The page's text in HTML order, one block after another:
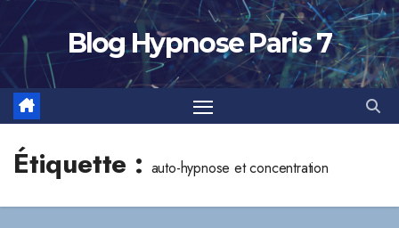
Skip
content
Blog Hypnose Paris 7
Étiquette : auto-hypnose et concentration